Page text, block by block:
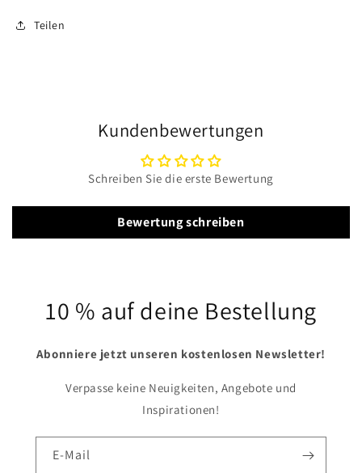
Teilen
Kundenbewertungen
Schreiben Sie die erste Bewertung
Bewertung schreiben
10 % auf deine Bestellung
Abonniere jetzt unseren kostenlosen Newsletter!
Verpasse keine Neuigkeiten, Angebote und
Inspirationen!
E-Mail